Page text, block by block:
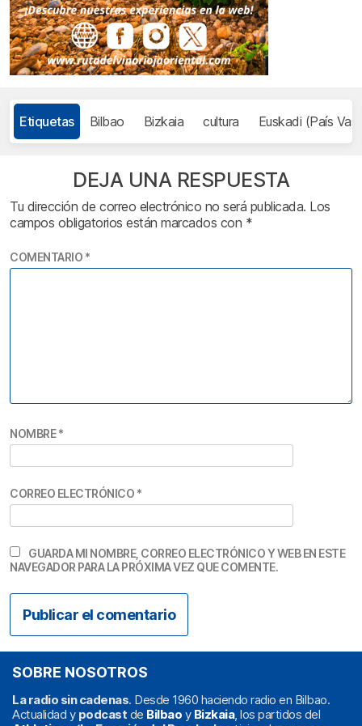
Etiquetas Bilbao Bizkaia cultura Euskadi (País
DEJA UNA RESPUESTA
Tu dirección de correo electrónico no será publicada. Los
campos obligatorios están marcados con *
COMENTARIO *
NOMBRE*
CORREO ELECTRÓNICO *
GUARDA MI NOMBRE, CORREO ELECTRÓNICO Y WEB EN ESTE
NAVEGADOR PARA LA PRÓXIMA VEZ QUE COMENTE.
SOBRE NOSOTROS
La radio sin cadenas. Desde 1960 haciendo radio en Bilbao.
Actualidad y podcast de Bilbao y Bizkaia, los partidos del